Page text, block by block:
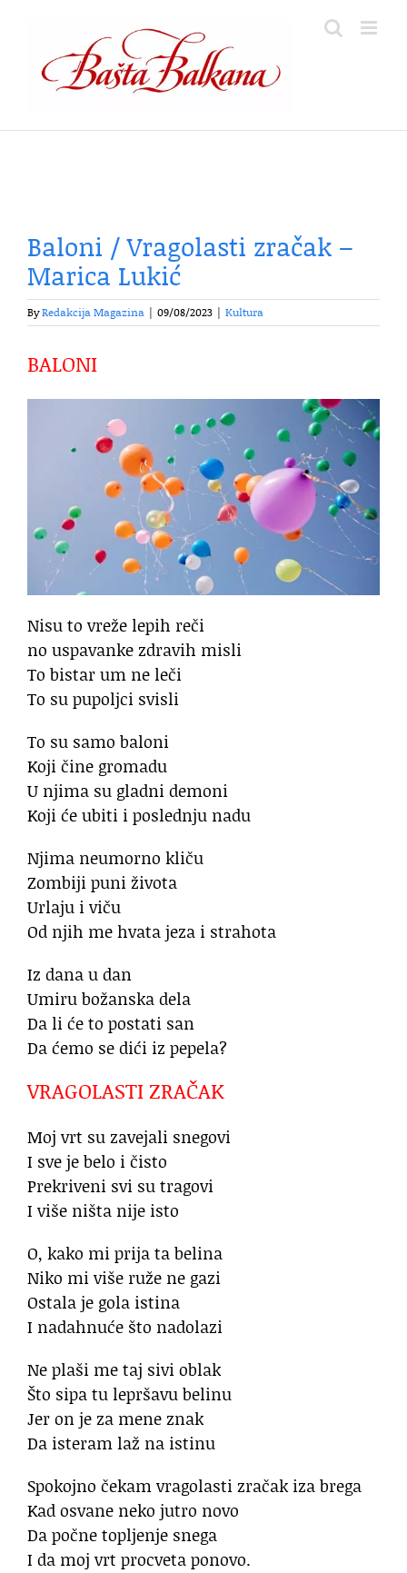
content
Baloni / Vragolasti zračak –
Marica Lukić
ByRedakcija Magazina 09/08/2023 Kultura
BALONI
Nisu to vreže lepih reči
no uspavanke zdravih misli
To bistar um ne leči
To su pupoljci svisli
To su samo baloni
Koji čine gromadu
U njima su gladni demoni
Koji će ubiti i poslednju nadu
Njima neumorno kliču
Zombiji puni života
Urlaju i viču
Od njih me hvata jeza i strahota
Iz dana u dan
Umiru božanska dela
Da li će to postati san
Da ćemo se dići iz pepela?
VRAGOLASTI ZRAČAK
Moj vrt su zavejali snegovi
I sve je belo i čisto
Prekriveni svi su tragovi
I više ništa nije isto
O, kako mi prija ta belina
Niko mi više ruže ne gazi
Ostala je gola istina
I nadahnuće što nadolazi
Ne plaši me taj sivi oblak
Što sipa tu lepršavu belinu
Jer on je za mene znak
Da isteram laž na istinu
Spokojno čekam vragolasti zračak iza brega
Kad osvane neko jutro novo
Da počne topljenje snega
I da moj vrt procveta ponovo.